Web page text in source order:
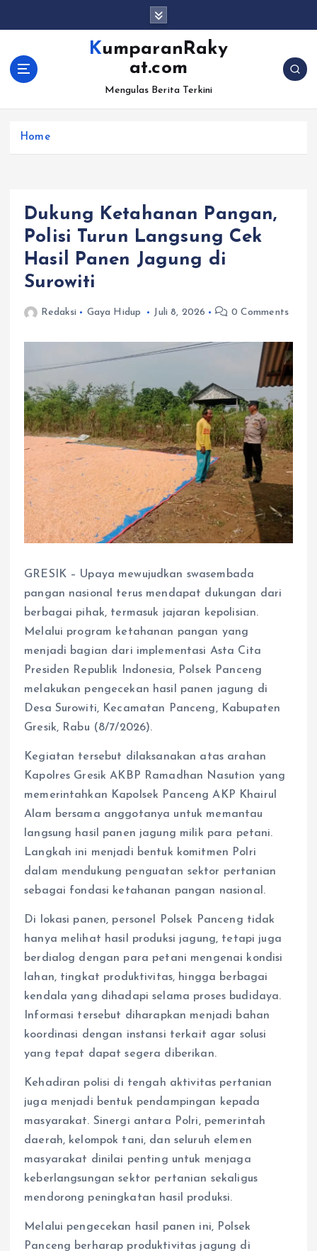
KumparanRaky
at.com
Mengulas Berita Terkini
Home
Dukung Ketahanan Pangan,
Polisi Turun Langsung Cek
Hasil Panen Jagung di
Surowiti
Redaksi Gaya Hidup Juli 8, 2026 0 Comments
GRESIK – Upaya mewujudkan swasembada
pangan nasional terus mendapat dukungan dari
berbagai pihak, termasuk jajaran kepolisian.
Melalui program ketahanan pangan yang
menjadi bagian dari implementasi Asta Cita
Presiden Republik Indonesia, Polsek Panceng
melakukan pengecekan hasil panen jagung di
Desa Surowiti, Kecamatan Panceng, Kabupaten
Gresik, Rabu (8/7/2026).
Kegiatan tersebut dilaksanakan atas arahan
Kapolres Gresik AKBP Ramadhan Nasution yang
memerintahkan Kapolsek Panceng AKP Khairul
Alam bersama anggotanya untuk memantau
langsung hasil panen jagung milik para petani.
Langkah ini menjadi bentuk komitmen Polri
dalam mendukung penguatan sektor pertanian
sebagai fondasi ketahanan pangan nasional.
Di lokasi panen, personel Polsek Panceng tidak
hanya melihat hasil produksi jagung, tetapi juga
berdialog dengan para petani mengenai kondisi
lahan, tingkat produktivitas, hingga berbagai
kendala yang dihadapi selama proses budidaya.
Informasi tersebut diharapkan menjadi bahan
koordinasi dengan instansi terkait agar solusi
yang tepat dapat segera diberikan.
Kehadiran polisi di tengah aktivitas pertanian
juga menjadi bentuk pendampingan kepada
masyarakat. Sinergi antara Polri, pemerintah
daerah, kelompok tani, dan seluruh elemen
masyarakat dinilai penting untuk menjaga
keberlangsungan sektor pertanian sekaligus
mendorong peningkatan hasil produksi.
Melalui pengecekan hasil panen ini, Polsek
Panceng berharap produktivitas jagung di